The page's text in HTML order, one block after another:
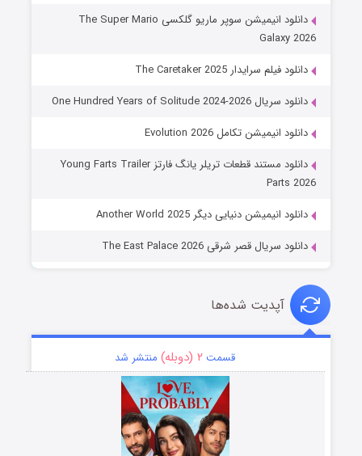
دانلود انیمیشن سوپر ماریو گلکسی The Super Mario
Galaxy 2026
دانلود فیلم سرایدار The Caretaker 2025
دانلود سریال One Hundred Years of Solitude 2024-2026
دانلود انیمیشن تکامل Evolution 2026
دانلود مستند قطعات تریلر یانگ فارتز Young Farts Trailer
Parts 2026
دانلود انیمیشن دنیایی دیگر Another World 2025
دانلود سریال قصر شرقی The East Palace 2026
آپدیت شده‌ها
قسمت ۲ (دوبله) منتشر شد